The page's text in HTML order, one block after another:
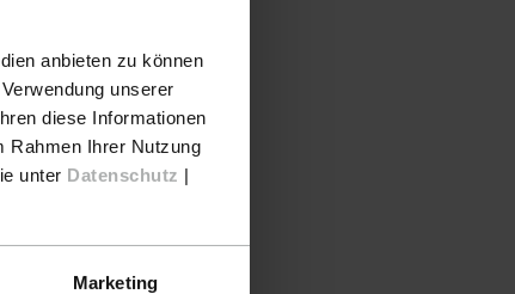
anbieten zu können
unserer
diese Informationen
Rahmen Ihrer Nutzung
unter Datenschutz |
Marketing